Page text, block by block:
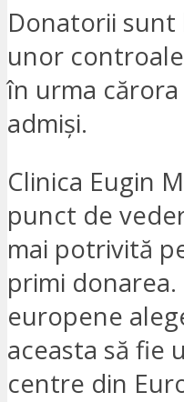
Donatorii
unor
în urma
admiși.
Clinica Eugin
punct de
mai potrivită
primi
europene
aceasta să fie
centre din